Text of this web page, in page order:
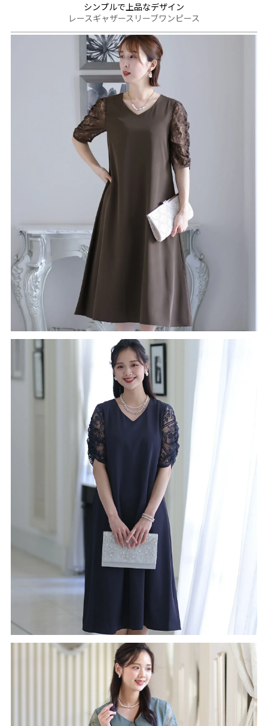
シンプルで上品なデザイン
レースギャザースリーブワンピース